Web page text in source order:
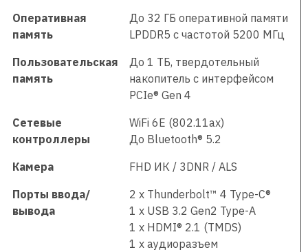
Оперативная
память
До 32 ГБ оперативной памяти
LPDDR5 с частотой 5200 МГц
Пользовательская
память
До 1 ТБ, твердотельный
накопитель с интерфейсом
PCIe® Gen 4
Сетевые
контроллеры
WiFi 6E (802.11ax)
До Bluetooth® 5.2
Камера
FHD ИК / 3DNR / ALS
Порты ввода/
вывода
2 x Thunderbolt™ 4 Type-C®
1 x USB 3.2 Gen2 Type-A
1 x HDMI® 2.1 (TMDS)
1 x аудиоразъем